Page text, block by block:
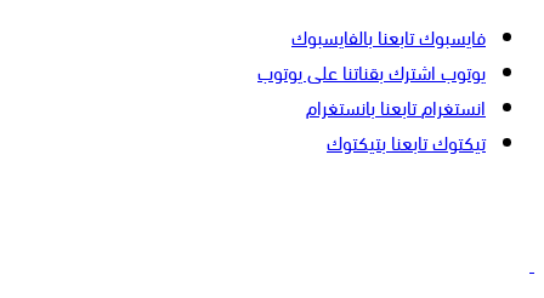
فايسبوكتابعنا بالفايسبوك
يوتوباشترك بقناتنا على يوتوب
انستغرامتابعنا بانستغرام
تيكتوكتابعنا بتيكتوك